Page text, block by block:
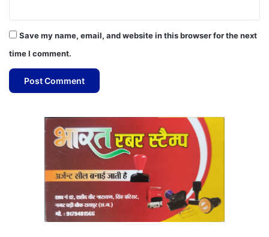
Save my name, email, and website in this browser for the next
time I comment.